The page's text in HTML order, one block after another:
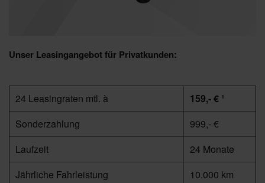
Unser Leasingangebot für Privatkunden:
24 Leasingraten mtl. à
159,- € ¹
Sonderzahlung
999,- €
Laufzeit
24 Monate
Jährliche Fahrleistung
10.000 km